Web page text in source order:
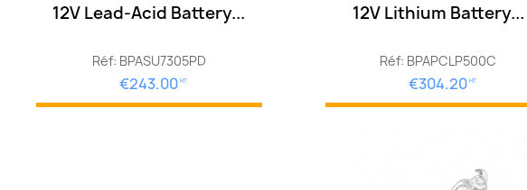
12V Lead-Acid Battery...
Réf: BPASU7305PD
€243.00 HT
12V Lithium Battery...
Réf: BPAPCLP500C
€304.20 HT